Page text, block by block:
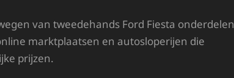
van tweedehands Ford Fiesta onderdelen
marktplaatsen en autosloperijen die
prijzen.